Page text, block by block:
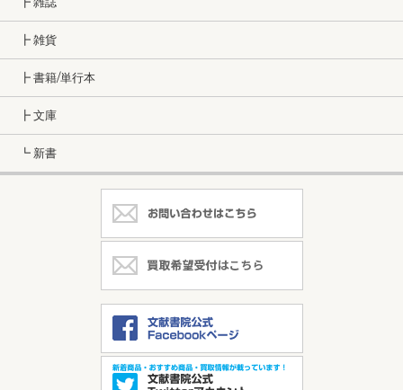
┣ 雑貨
┣ 書籍/単行本
┣ 文庫
┗ 新書